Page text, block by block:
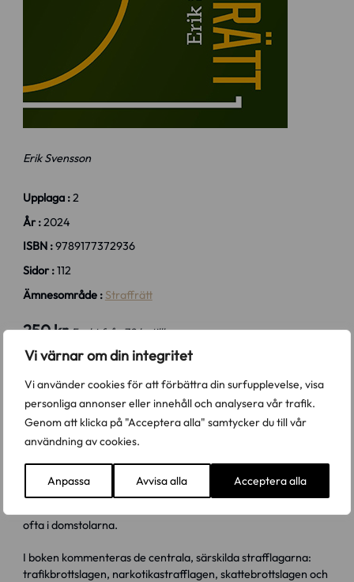
Vi värnar om din integritet
Vi använder cookies för att förbättra din surfupplevelse, visa
personliga annonser eller innehåll och analysera vår trafik.
Genom att klicka på "Acceptera alla" samtycker du till vår
användning av cookies.
Anpassa Avvisa alla Acceptera alla
Erik Svensson
Upplaga :2
År :2024
ISBN :9789177372936
Sidor :112
Ämnesområde : Straffrätt
250 krFrakt från 70 kr tillkommer
Beställ utvärderingsexemplar
ofta i domstolarna.
I boken kommenteras de centrala, särskilda strafflagarna:
trafikbrottslagen, narkotikastrafflagen, skattebrottslagen och